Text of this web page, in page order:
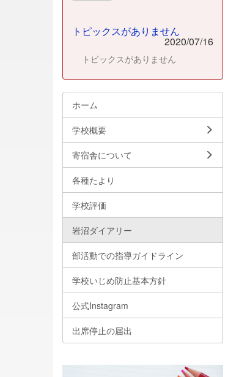
トピックスがありません
2020/07/16
トピックスがありません
ホーム
学校概要
寄宿舎について
各種たより
学校評価
岩沼ダイアリー
部活動での指導ガイドライン
学校いじめ防止基本方針
公式Instagram
出席停止の届出